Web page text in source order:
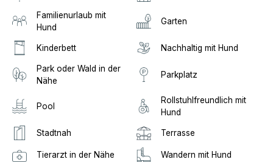
Familienurlaub mit
Hund
Garten
Kinderbett Nachhaltig mit Hund
Park oder Wald in der
Nähe
Parkplatz
Pool
Rollstuhlfreundlich mit
Hund
Stadtnah Terrasse
Tierarzt in der Nähe Wandern mit Hund